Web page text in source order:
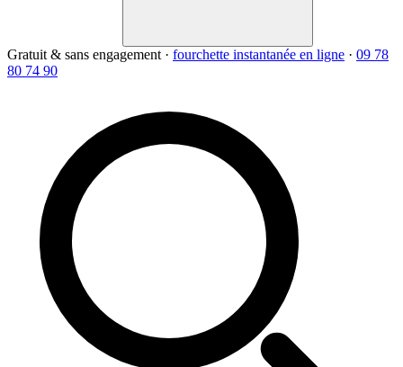
Gratuit & sans engagement · fourchette instantanée en ligne · 09 78
80 74 90